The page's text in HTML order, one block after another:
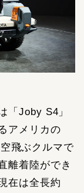
「Joby S4」
アメリカの
飛ぶクルマで
離着陸ができ
在は全長約